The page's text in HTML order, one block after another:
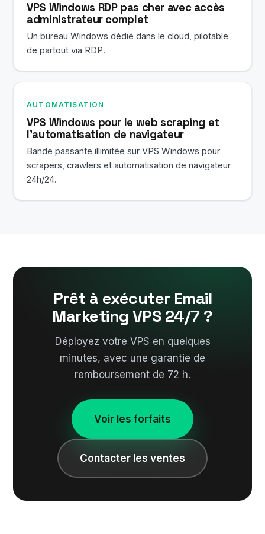
VPS Windows RDP pas cher avec accès
administrateur complet
Un bureau Windows dédié dans le cloud, pilotable
de partout via RDP.
AUTOMATISATION
VPS Windows pour le web scraping et
l'automatisation de navigateur
Bande passante illimitée sur VPS Windows pour
scrapers, crawlers et automatisation de navigateur
24h/24.
Prêt à exécuter Email
Marketing VPS 24/7 ?
Déployez votre VPS en quelques
minutes, avec une garantie de
remboursement de 72 h.
Voir les forfaits
Contacter les ventes